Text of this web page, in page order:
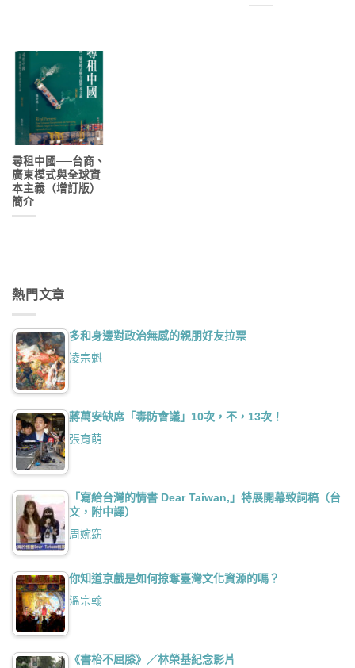
尋租中國──台商、
廣東模式與全球資
本主義（增訂版）
簡介
熱門文章
多和身邊對政治無感的親朋好友拉票
凌宗魁
蔣萬安缺席「毒防會議」10次，不，13次！
張育萌
「寫給台灣的情書 Dear Taiwan,」特展開幕致詞稿（台
文，附中譯）
周婉窈
你知道京戲是如何掠奪臺灣文化資源的嗎？
溫宗翰
《書枱不屈膝》／林榮基紀念影片